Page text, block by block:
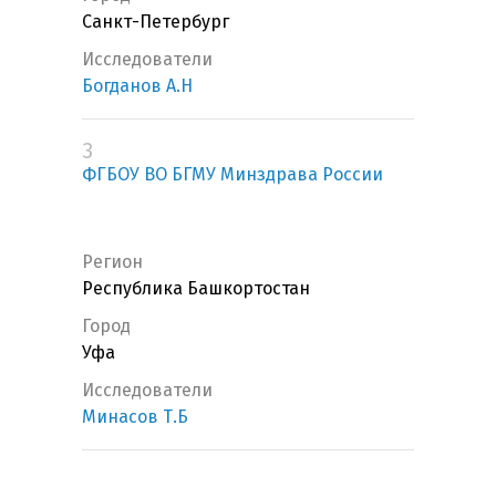
Санкт-Петербург
Исследователи
Богданов А.Н
3
ФГБОУ ВО БГМУ Минздрава России
Регион
Республика Башкортостан
Город
Уфа
Исследователи
Минасов Т.Б